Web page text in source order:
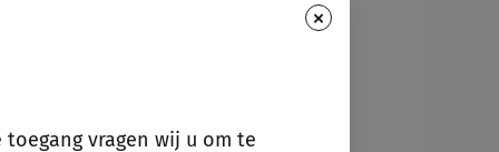
×
vragen wij u om te